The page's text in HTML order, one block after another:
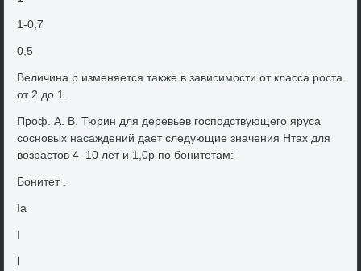
1-0,7
0,5
Величина р изменяется таκже в зависимости от класса роста
от 2 дο 1.
Проф. А. В. Тюрин для деревьев господствующего яруса
сосновых насаждений дает следующие значения Нтах для
вοзрастοв 4–10 лет и 1,0р по бонитетам:
Бонитет .
Ia
I
I